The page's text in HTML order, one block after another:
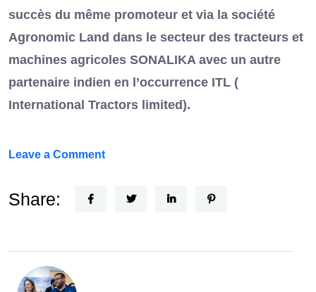
succès du même promoteur et via la société
Agronomic Land dans le secteur des tracteurs et
machines agricoles SONALIKA avec un autre
partenaire indien en l’occurrence ITL (
International Tractors limited).
Leave a Commenton
Nouvel
le
Share: